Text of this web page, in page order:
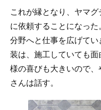
これが縁となり、ヤマ
に依頼することになっ
分野へと仕事を広げて
装は、施工していても
様の喜びも大きいので
さんは話す。